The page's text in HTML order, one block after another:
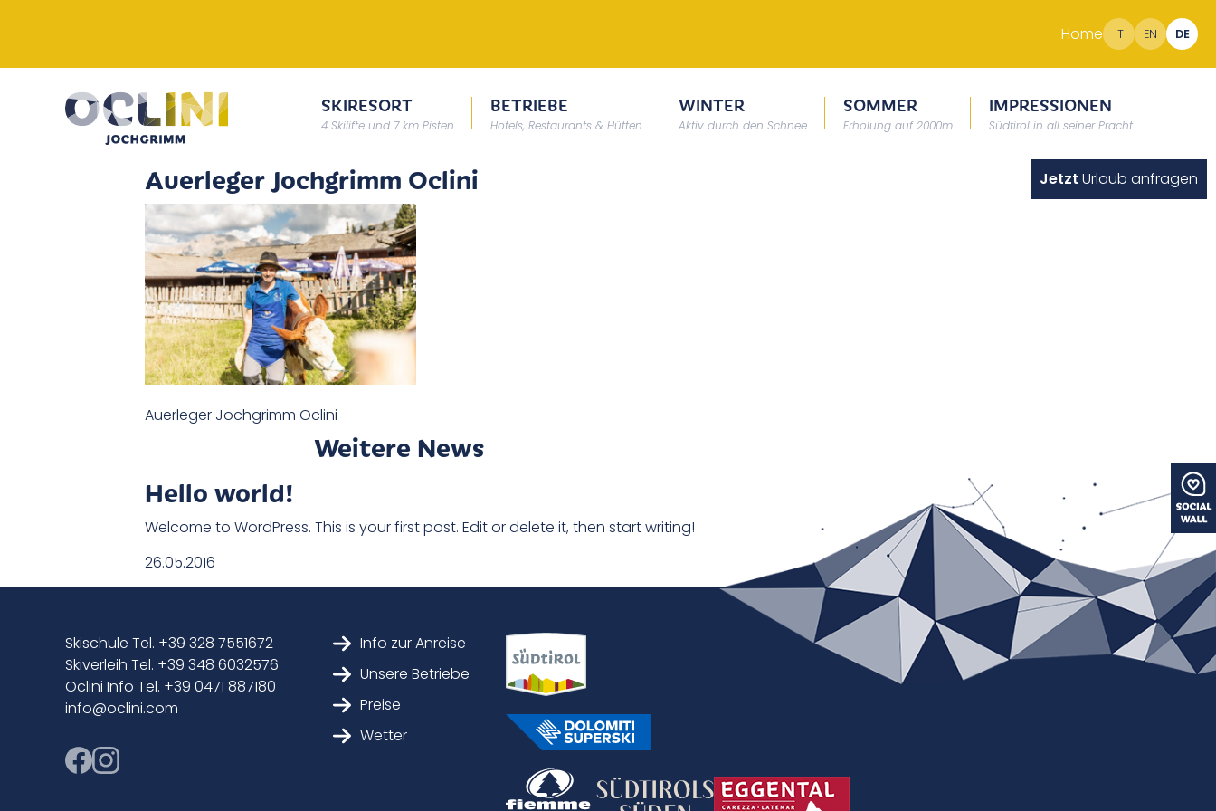
Home IT EN DE
SKIRESORT
4 Skilifte und 7 km Pisten
BETRIEBE
Hotels, Restaurants & Hütten
WINTER
Aktiv durch den Schnee
SOMMER
Erholung auf 2000m
IMPRESSIONEN
Südtirol in all seiner Pracht
Jetzt Urlaub anfragen
Auerleger Jochgrimm Oclini
Auerleger Jochgrimm Oclini
Weitere News
Hello world!
Welcome to WordPress. This is your first post. Edit or delete it, then start writing!
26.05.2016
Skischule Tel. +39 328 7551672
Skiverleih Tel. +39 348 6032576
Oclini Info Tel. +39 0471 887180
info@oclini.com
Info zur Anreise
Unsere Betriebe
Preise
Wetter